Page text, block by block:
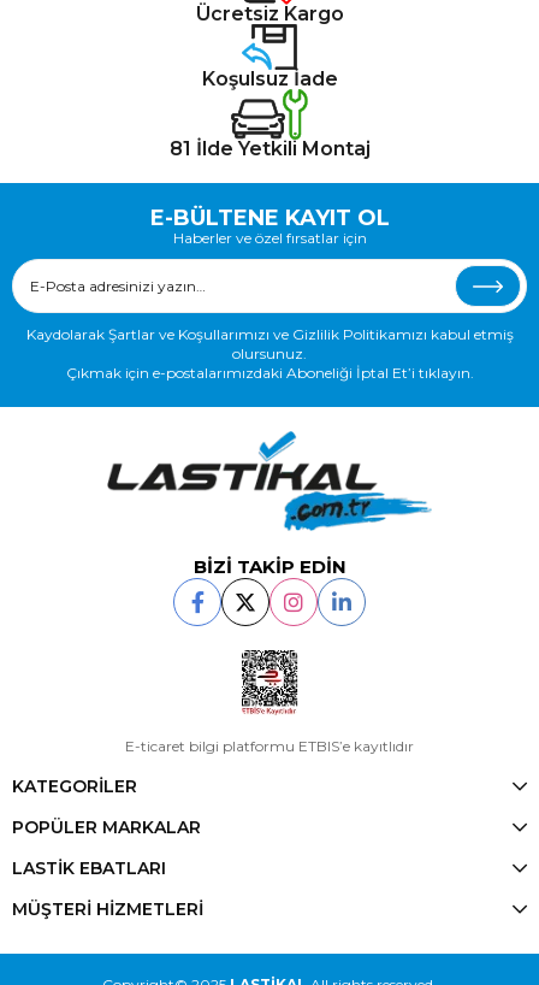
Ücretsiz Kargo
Koşulsuz İade
81 İlde Yetkili Montaj
E-BÜLTENE KAYIT OL
Haberler ve özel fırsatlar için
Kaydolarak Şartlar ve Koşullarımızı ve Gizlilik Politikamızı kabul etmiş
olursunuz.
Çıkmak için e-postalarımızdaki Aboneliği İptal Et’i tıklayın.
BİZİ TAKİP EDİN
E-ticaret bilgi platformu ETBIS’e kayıtlıdır
KATEGORİLER
POPÜLER MARKALAR
LASTİK EBATLARI
MÜŞTERİ HİZMETLERİ